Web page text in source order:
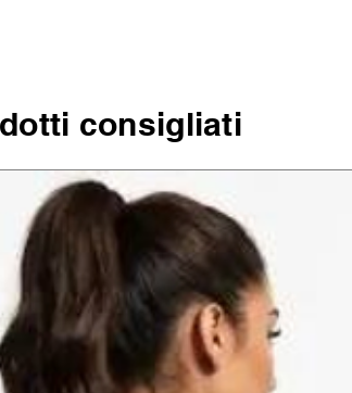
consigliati